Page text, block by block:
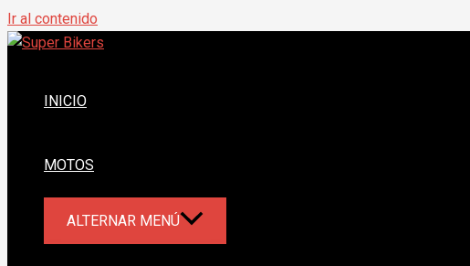
Ir al contenido
INICIO
MOTOS
ALTERNAR MENÚ